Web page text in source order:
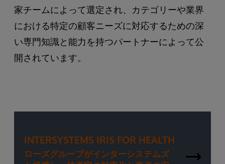
家チームによって選定され、カテゴリーや業界
における特定の顧客ニーズに対応するための深
い専門知識と能力を持つパートナーによって公
開されています。
INTERSYSTEMS IRIS FOR HEALTH
ローズグループがインターシステムズ